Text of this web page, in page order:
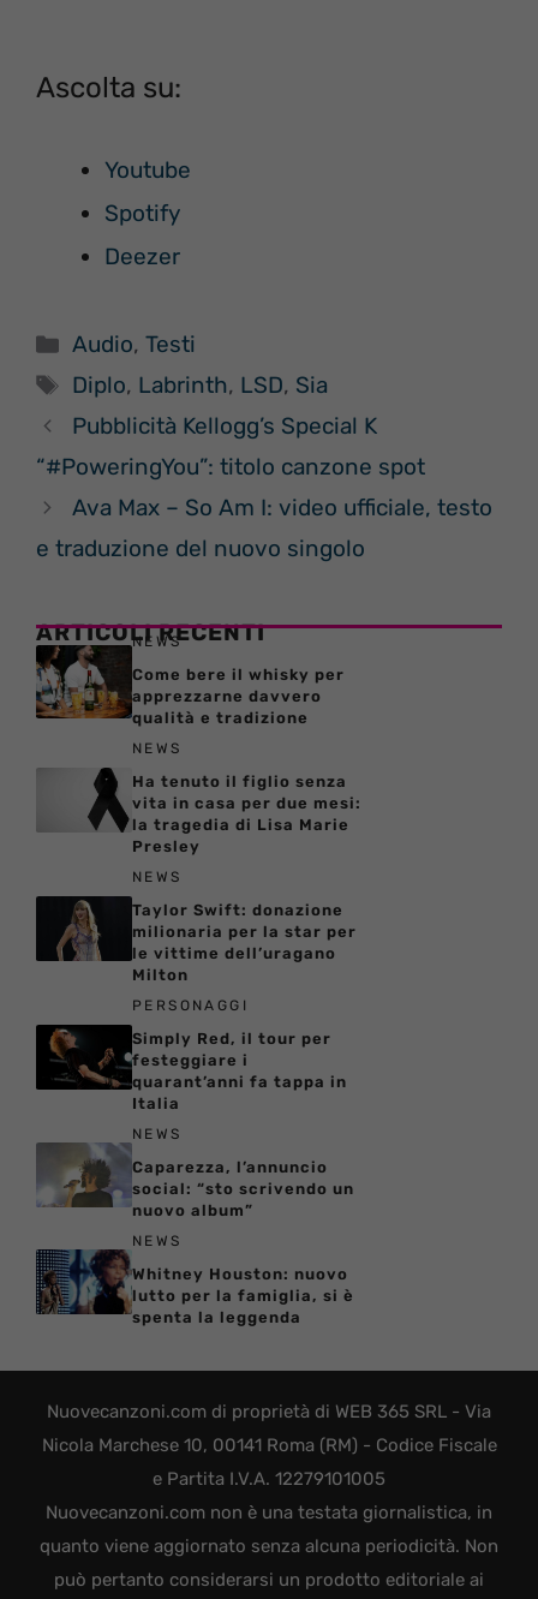
Ascolta su:
Youtube
Spotify
Deezer
Categorie
Audio,Testi
Tag
Diplo, Labrinth, LSD, Sia
Pubblicità Kellogg’s Special K
“#PoweringYou”: titolo canzone spot
Ava Max – So Am I: video ufficiale, testo
e traduzione del nuovo singolo
ARTICOLI RECENTI
NEWS
Come bere il whisky per
apprezzarne davvero
qualità e tradizione
NEWS
Ha tenuto il figlio senza
vita in casa per due mesi:
la tragedia di Lisa Marie
Presley
NEWS
Taylor Swift: donazione
milionaria per la star per
le vittime dell’uragano
Milton
PERSONAGGI
Simply Red, il tour per
festeggiare i
quarant’anni fa tappa in
Italia
NEWS
Caparezza, l’annuncio
social: “sto scrivendo un
nuovo album”
NEWS
Whitney Houston: nuovo
lutto per la famiglia, si è
spenta la leggenda
Nuovecanzoni.com di proprietà di WEB 365 SRL - Via
Nicola Marchese 10, 00141 Roma (RM) - Codice Fiscale
e Partita I.V.A. 12279101005
Nuovecanzoni.com non è una testata giornalistica, in
quanto viene aggiornato senza alcuna periodicità. Non
può pertanto considerarsi un prodotto editoriale ai